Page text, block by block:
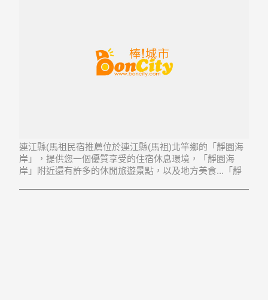
連江縣(馬祖民宿推薦位於連江縣(馬祖)北竿鄉的「靜園海
岸」，提供您一個優質享受的住宿休息環境，「靜園海
岸」附近還有許多的休閒旅遊景點，以及地方美食...「靜